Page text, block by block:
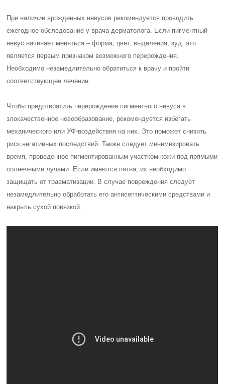
При наличии врожденных невусов рекомендуется проводить
ежегодное обследование у врача-дерматолога. Если пигментный
невус начинает меняться – форма, цвет, выделения, зуд, это
является первым признаком возможного перерождения.
Необходимо незамедлительно обратиться к врачу и пройти
соответствующее лечение.
Чтобы предотвратить перерождение пигментного невуса в
злокачественное новообразование, рекомендуется избегать
механического или УФ-воздействия на них. Это поможет снизить
риск негативных последствий. Также следует минимизировать
время, проведенное пигментированным участком кожи под прямыми
солнечными лучами. Если имеются пятна, их необходимо
защищать от травматизации. В случае повреждения следует
незамедлительно обработать его антисептическими средствами и
накрыть сухой повязкой.